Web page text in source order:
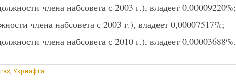
члена набсовета с 2003 г.), владеет 0,00009220%;
члена набсовета с 2003 г.), владеет 0,00007517%;
члена набсовета с 2010 г.), владеет 0,00003688%.
Укрнафта